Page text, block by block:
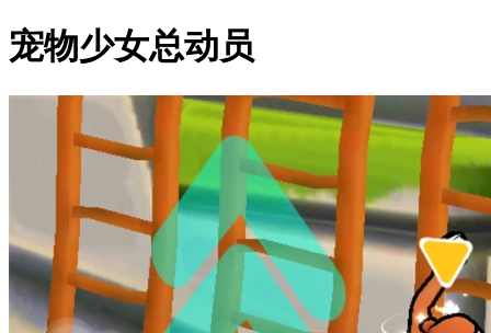
宠物少女总动员